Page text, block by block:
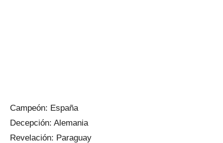
Campeón: España
Decepción: Alemania
Revelación: Paraguay